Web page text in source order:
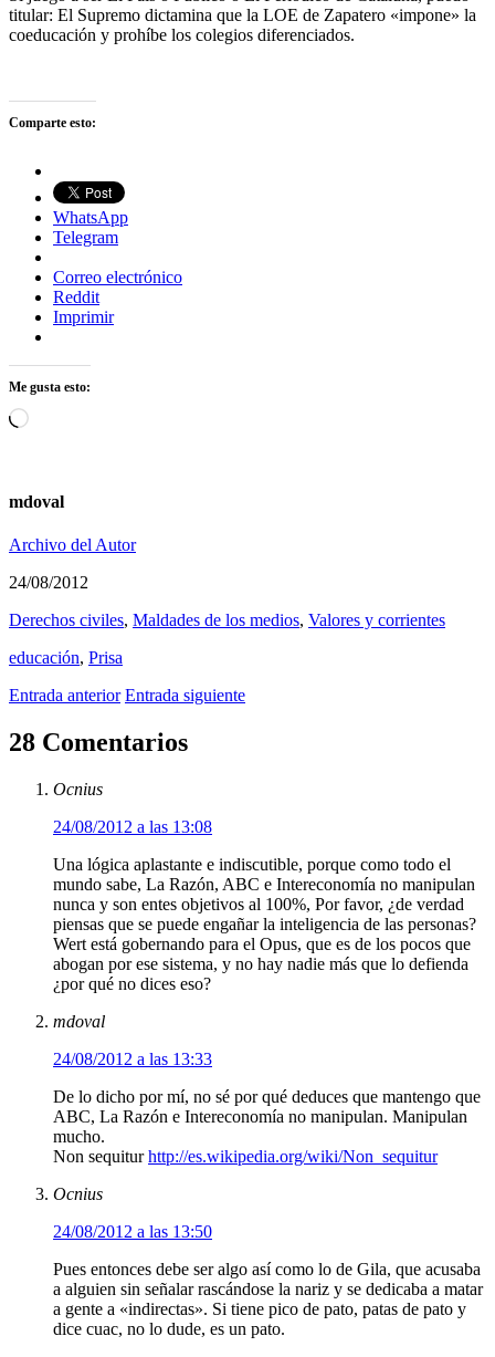
titular: El Supremo dictamina que la LOE de Zapatero «impone» la
coeducación y prohíbe los colegios diferenciados.
Comparte esto:
WhatsApp
Telegram
Correo electrónico
Reddit
Imprimir
Me gusta esto:
Cargando...
mdoval
Archivo del Autor
24/08/2012
Derechos civiles, Maldades de los medios, Valores y corrientes
educación, Prisa
Entrada anterior Entrada siguiente
28 Comentarios
Ocnius
24/08/2012 a las 13:08
Una lógica aplastante e indiscutible, porque como todo el
mundo sabe, La Razón, ABC e Intereconomía no manipulan
nunca y son entes objetivos al 100%, Por favor, ¿de verdad
piensas que se puede engañar la inteligencia de las personas?
Wert está gobernando para el Opus, que es de los pocos que
abogan por ese sistema, y no hay nadie más que lo defienda
¿por qué no dices eso?
mdoval
24/08/2012 a las 13:33
De lo dicho por mí, no sé por qué deduces que mantengo que
ABC, La Razón e Intereconomía no manipulan. Manipulan
mucho.
Non sequiturhttp://es.wikipedia.org/wiki/Non_sequitur
Ocnius
24/08/2012 a las 13:50
Pues entonces debe ser algo así como lo de Gila, que acusaba
a alguien sin señalar rascándose la nariz y se dedicaba a matar
a gente a «indirectas». Si tiene pico de pato, patas de pato y
dice cuac, no lo dude, es un pato.